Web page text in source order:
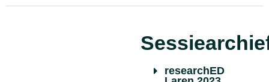
researchED